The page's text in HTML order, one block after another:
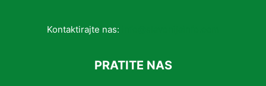
Kontaktirajte nas:
PRATITE NAS